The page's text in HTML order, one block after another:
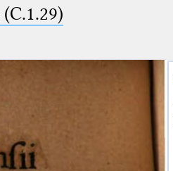
(C.1.29)